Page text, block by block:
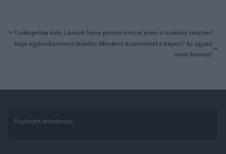
Tudáspróba kvíz: Lássuk hány pontot érsz el ezen a trükkös teszten?
Napi agykarbantartó feladat: Mindent észrevettél a képen? Az agyad
most becsap!
Pushalert leíratkozás